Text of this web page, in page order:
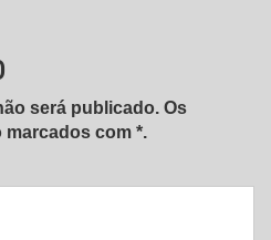
será publicado. Os
com *.